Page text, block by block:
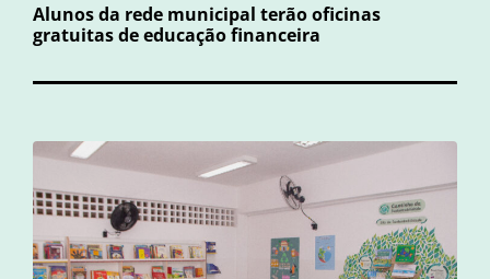
Alunos da rede municipal terão oficinas
gratuitas de educação financeira